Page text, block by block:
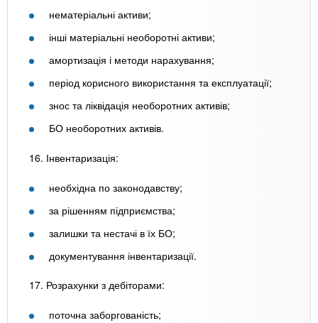
нематеріальні активи;
інші матеріальні необоротні активи;
амортизація і методи нарахування;
період корисного використання та експлуатації;
знос та ліквідація необоротних активів;
БО необоротних активів.
16. Інвентаризація:
необхідна по законодавству;
за рішенням підприємства;
залишки та нестачі в їх БО;
документування інвентаризації.
17. Розрахунки з дебіторами:
поточна заборгованість;